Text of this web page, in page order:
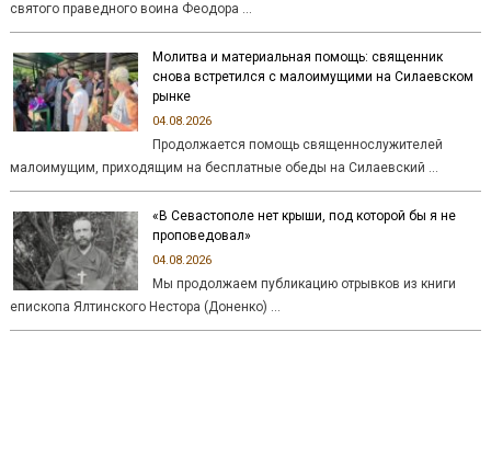
святого праведного воина Феодора …
Молитва и материальная помощь: священник
снова встретился с малоимущими на Силаевском
рынке
04.08.2026
Продолжается помощь священнослужителей
малоимущим, приходящим на бесплатные обеды на Силаевский …
«В Севастополе нет крыши, под которой бы я не
проповедовал»
04.08.2026
Мы продолжаем публикацию отрывков из книги
епископа Ялтинского Нестора (Доненко) …